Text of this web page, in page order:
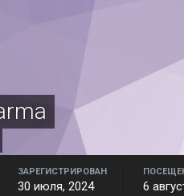
ЗАРЕГИСТРИРОВАН
30 июля, 2024 6